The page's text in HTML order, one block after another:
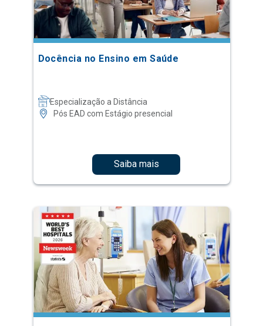
Docência no Ensino em Saúde
Especialização a Distância
Pós EAD com Estágio presencial
Saiba mais